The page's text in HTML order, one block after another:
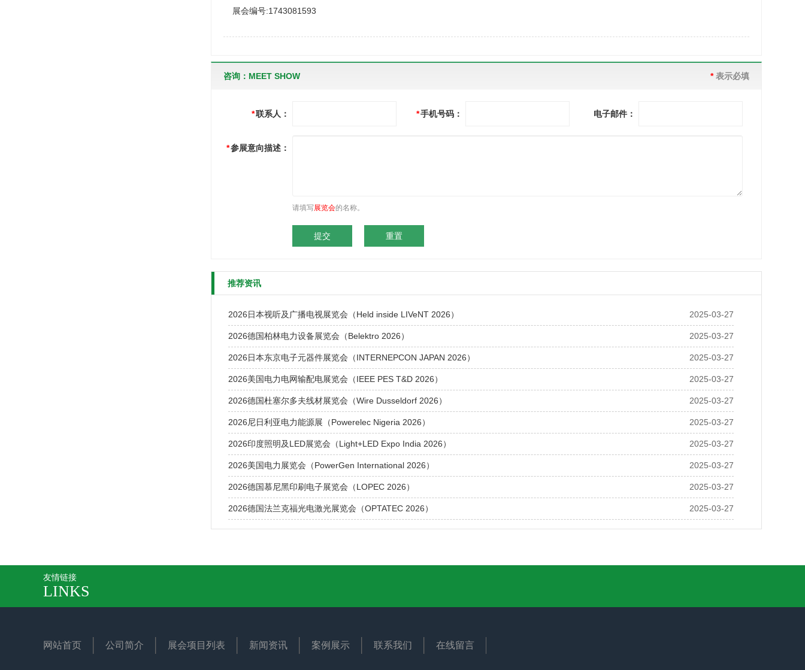
展会编号:1743081593
咨询：MEET SHOW *表示必填
*联系人： *手机号码： 电子邮件：
*参展意向描述：
请填写展览会的名称。
推荐资讯
2025-03-27
2026日本视听及广播电视展览会（Held inside LIVeNT 2026）
2025-03-27
2026德国柏林电力设备展览会（Belektro 2026）
2025-03-27
2026日本东京电子元器件展览会（INTERNEPCON JAPAN 2026）
2025-03-27
2026美国电力电网输配电展览会（IEEE PES T&D 2026）
2025-03-27
2026德国杜塞尔多夫线材展览会（Wire Dusseldorf 2026）
2025-03-27
2026尼日利亚电力能源展（Powerelec Nigeria 2026）
2025-03-27
2026印度照明及LED展览会（Light+LED Expo India 2026）
2025-03-27
2026美国电力展览会（PowerGen International 2026）
2025-03-27
2026德国慕尼黑印刷电子展览会（LOPEC 2026）
2025-03-27
2026德国法兰克福光电激光展览会（OPTATEC 2026）
友情链接
LINKS
网站首页 公司简介 展会项目列表 新闻资讯 案例展示 联系我们 在线留言